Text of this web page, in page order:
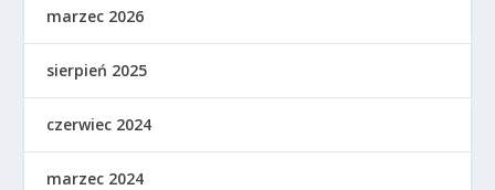
marzec 2026
sierpień 2025
czerwiec 2024
marzec 2024